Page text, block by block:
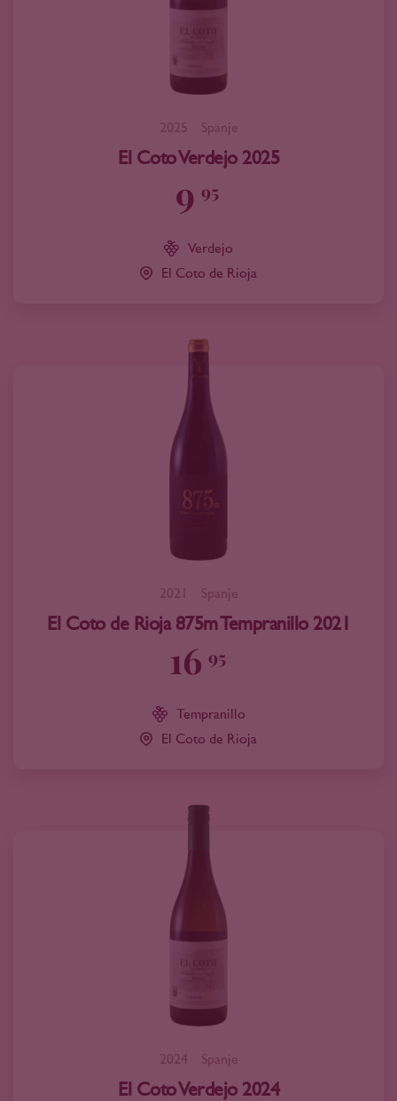
2025 Spanje
El Coto Verdejo 2025
9 95
Verdejo
El Coto de Rioja
2021 Spanje
El Coto de Rioja 875m Tempranillo 2021
16 95
Tempranillo
El Coto de Rioja
2024 Spanje
El Coto Verdejo 2024